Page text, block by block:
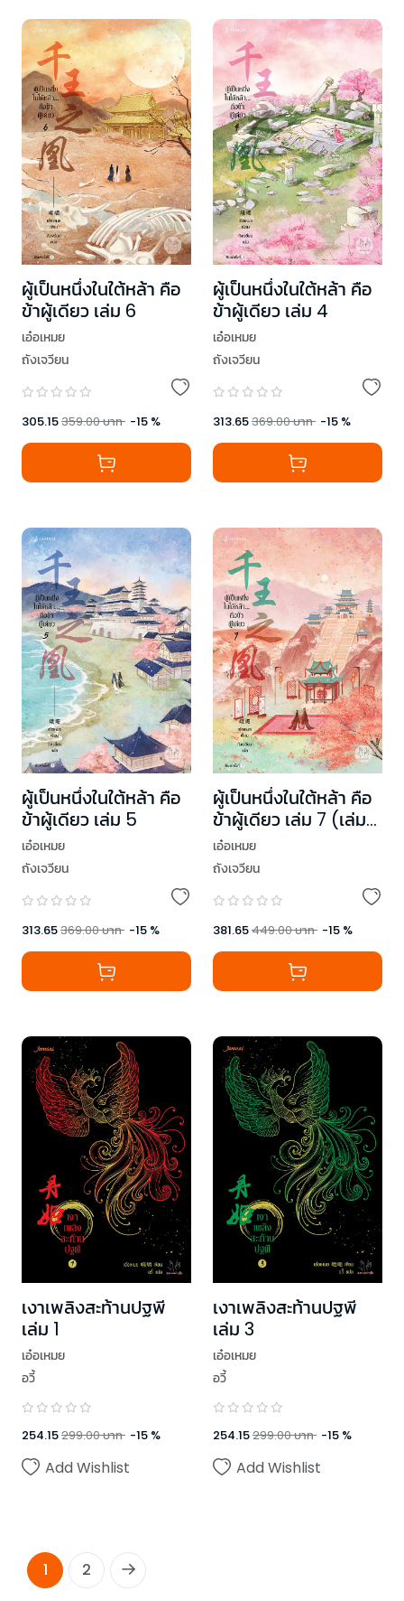
ผู้เป็นหนึ่งในใต้หล้า คือ
ข้าผู้เดียว เล่ม 6
เอ๋อเหมย
ถังเจวียน
305.15359.00บาท -15 %
ผู้เป็นหนึ่งในใต้หล้า คือ
ข้าผู้เดียว เล่ม 4
เอ๋อเหมย
ถังเจวียน
313.65369.00บาท -15 %
ผู้เป็นหนึ่งในใต้หล้า คือ
ข้าผู้เดียว เล่ม 5
เอ๋อเหมย
ถังเจวียน
313.65369.00บาท -15 %
ผู้เป็นหนึ่งในใต้หล้า คือ
ข้าผู้เดียว เล่ม 7 (เล่ม
จบ)
เอ๋อเหมย
ถังเจวียน
381.65449.00บาท -15 %
เงาเพลิงสะท้านปฐพี
เล่ม 1
เอ๋อเหมย
อวี้
254.15299.00บาท -15 %
Add Wishlist
เงาเพลิงสะท้านปฐพี
เล่ม 3
เอ๋อเหมย
อวี้
254.15299.00บาท -15 %
Add Wishlist
1 2